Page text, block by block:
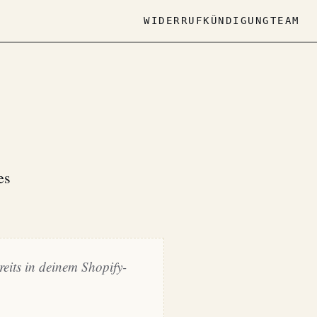
WIDERRUFKÜNDIGUNGTEAM
in deinem Shopify-